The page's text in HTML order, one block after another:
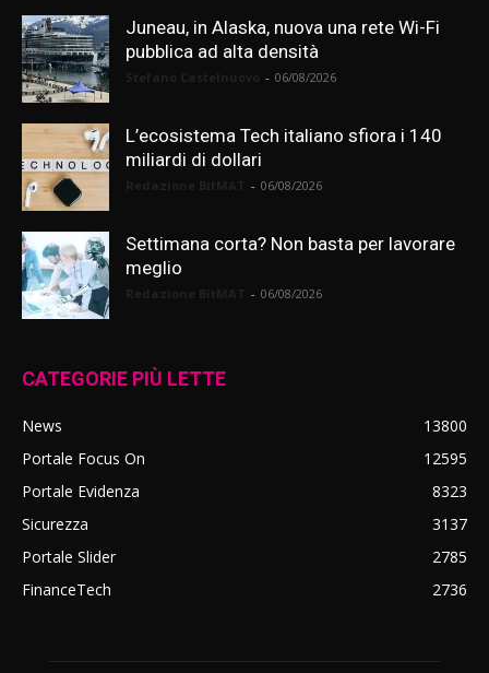
Juneau, in Alaska, nuova una rete Wi-Fi
pubblica ad alta densità
- 06/08/2026
L’ecosistema Tech italiano sfiora i 140
miliardi di dollari
- 06/08/2026
Settimana corta? Non basta per lavorare
meglio
- 06/08/2026
CATEGORIE PIÙ LETTE
News
13800
Portale Focus On
12595
Portale Evidenza
8323
Sicurezza
3137
Portale Slider
2785
FinanceTech
2736